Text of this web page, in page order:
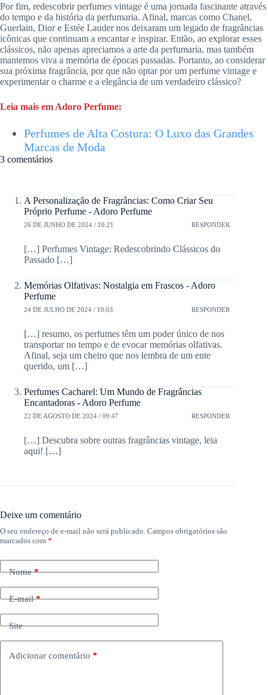
Por fim, redescobrir perfumes vintage é uma jornada fascinante através
do tempo e da história da perfumaria. Afinal, marcas como Chanel,
Guerlain, Dior e Estée Lauder nos deixaram um legado de fragrâncias
icônicas que continuam a encantar e inspirar. Então, ao explorar esses
clássicos, não apenas apreciamos a arte da perfumaria, mas também
mantemos viva a memória de épocas passadas. Portanto, ao considerar
sua próxima fragrância, por que não optar por um perfume vintage e
experimentar o charme e a elegância de um verdadeiro clássico?
Leia mais em Adoro Perfume:
Perfumes de Alta Costura: O Luxo das Grandes
Marcas de Moda
3 comentários
A Personalização de Fragrâncias: Como Criar Seu
Próprio Perfume - Adoro Perfume
26 DE JUNHO DE 2024 / 10:21 RESPONDER
[…] Perfumes Vintage: Redescobrindo Clássicos do
Passado […]
Memórias Olfativas: Nostalgia em Frascos - Adoro
Perfume
24 DE JULHO DE 2024 / 10:03 RESPONDER
[…] resumo, os perfumes têm um poder único de nos
transportar no tempo e de evocar memórias olfativas.
Afinal, seja um cheiro que nos lembra de um ente
querido, um […]
Perfumes Cacharel: Um Mundo de Fragrâncias
Encantadoras - Adoro Perfume
22 DE AGOSTO DE 2024 / 09:47 RESPONDER
[…] Descubra sobre outras fragrâncias vintage, leia
aqui! […]
Deixe um comentário
O seu endereço de e-mail não será publicado. Campos obrigatórios são
marcados com *
Nome*
E-mail*
Site
Adicionar comentário *